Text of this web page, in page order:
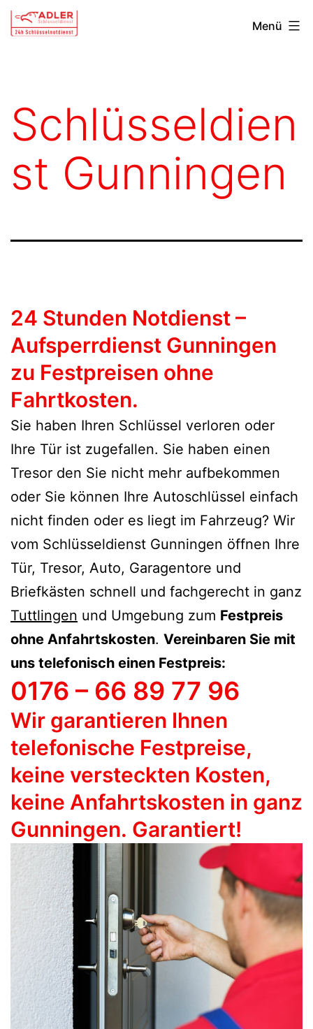
Zum
Inhalt
Schlüsseldienst
Menü
Schlüsseldien
st Gunningen
24 Stunden Notdienst –
Aufsperrdienst Gunningen
zu Festpreisen ohne
Fahrtkosten.
Sie haben Ihren Schlüssel verloren oder
Ihre Tür ist zugefallen. Sie haben einen
Tresor den Sie nicht mehr aufbekommen
oder Sie können Ihre Autoschlüssel einfach
nicht finden oder es liegt im Fahrzeug? Wir
vom Schlüsseldienst Gunningen öffnen Ihre
Tür, Tresor, Auto, Garagentore und
Briefkästen schnell und fachgerecht in ganz
Tuttlingen und Umgebung zum Festpreis
ohne Anfahrtskosten. Vereinbaren Sie mit
uns telefonisch einen Festpreis:
0176 – 66 89 77 96
Wir garantieren Ihnen
telefonische Festpreise,
keine versteckten Kosten,
keine Anfahrtskosten in ganz
Gunningen. Garantiert!